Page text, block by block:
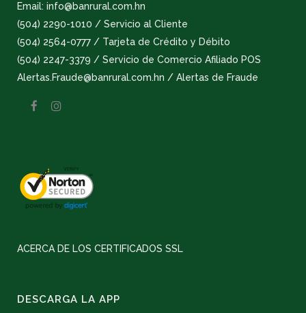
Email: info@banrural.com.hn
(504) 2290-1010 / Servicio al Cliente
(504) 2564-0777 / Tarjeta de Crédito y Débito
(504) 2247-3379 / Servicio de Comercio Afiliado POS
Alertas.Fraude@banrural.com.hn / Alertas de Fraude
ACERCA DE LOS CERTIFICADOS SSL
DESCARGA LA APP